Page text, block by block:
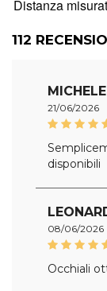
Distanza
112
21/06/2026
disponibili
08/06/2026
Occhiali